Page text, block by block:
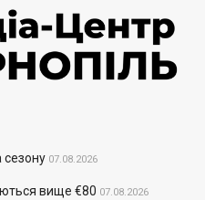
сезону 07.08.2026
вище €80 07.08.2026